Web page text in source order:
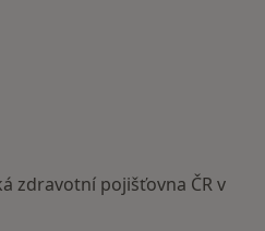
zdravotní pojišťovna ČR v